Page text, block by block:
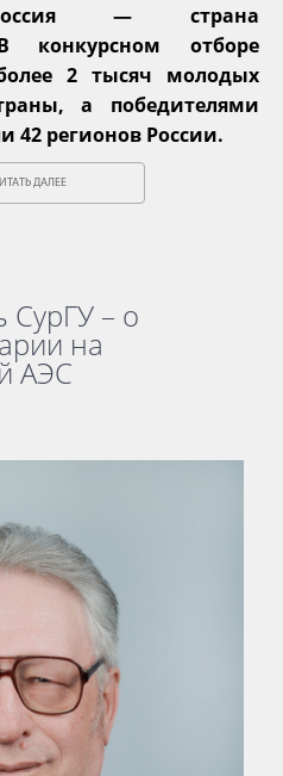
— страна
конкурсном отборе
2 тысяч молодых
а победителями
42 регионов России.
ДАЛЕЕ
СурГУ – о
на
АЭС